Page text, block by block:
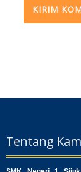
Tentang